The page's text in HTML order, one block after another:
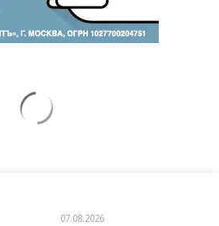
07.08.2026